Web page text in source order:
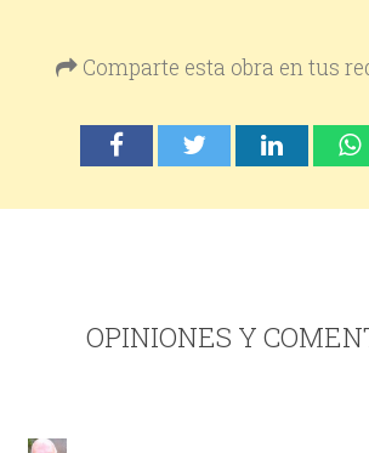
Comparte esta obra en tus
OPINIONES Y